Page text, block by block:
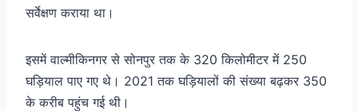
सर्वेक्षण कराया था।
इसमें वाल्मीकिनगर से सोनपुर तक के 320 किलोमीटर में 250
घड़ियाल पाए गए थे। 2021 तक घड़ियालों की संख्या बढ़कर 350
के करीब पहुंच गई थी।